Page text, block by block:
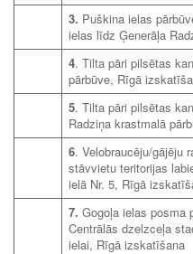
3. Puškina ielas
ielas līdz Ģenerāļa
4. Tilta pāri pilsētas
pārbūve, Rīgā
5. Tilta pāri pilsētas
Radziņa krastmalā
6. Velobraucēju/gājēju
stāvvietu teritorijas
ielā Nr. 5, Rīgā
7. Gogoļa ielas posma
Centrālās dzelzceļa
ielai, Rīgā izskatīšana